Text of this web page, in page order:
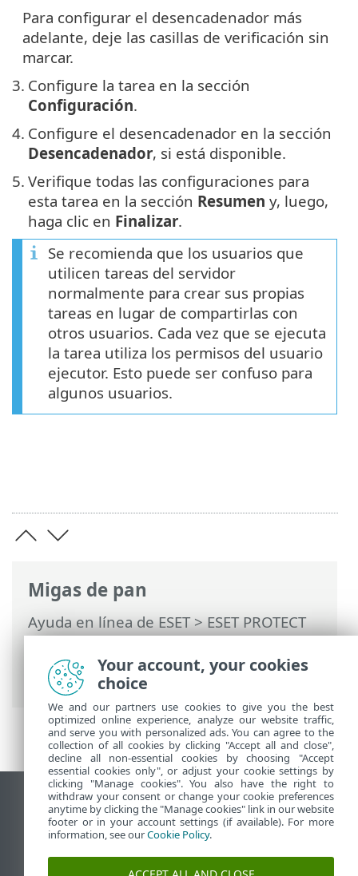
Migas de pan
Ayuda en línea de ESET>ESET PROTECT
On-Prem>Usar ESET PROTECT On-Prem
ESET PROTECT On-Prem Menú principal
Tareas > Tareas del servidor
Para configurar el desencadenador más
adelante, deje las casillas de verificación sin
marcar.
3. Configure la tarea en la sección
Configuración.
4. Configure el desencadenador en la sección
Desencadenador, si está disponible.
5. Verifique todas las configuraciones para
esta tarea en la sección Resumen y, luego,
haga clic en Finalizar.
Se recomienda que los usuarios que
utilicen tareas del servidor
normalmente para crear sus propias
tareas en lugar de compartirlas con
otros usuarios. Cada vez que se ejecuta
la tarea utiliza los permisos del usuario
ejecutor. Esto puede ser confuso para
algunos usuarios.
Ver sitio del escritorio
End of Life
Base de conocimiento de ESET
Foro de ESET
Your account, your cookies
choice
We and our partners use cookies to give you the best
optimized online experience, analyze our website traffic,
and serve you with personalized ads. You can agree to the
collection of all cookies by clicking "Accept all and close",
decline all non-essential cookies by choosing "Accept
essential cookies only", or adjust your cookie settings by
clicking "Manage cookies". You also have the right to
withdraw your consent or change your cookie preferences
anytime by clicking the "Manage cookies" link in our website
footer or in your account settings (if available). For more
information, see ourCookie Policy.